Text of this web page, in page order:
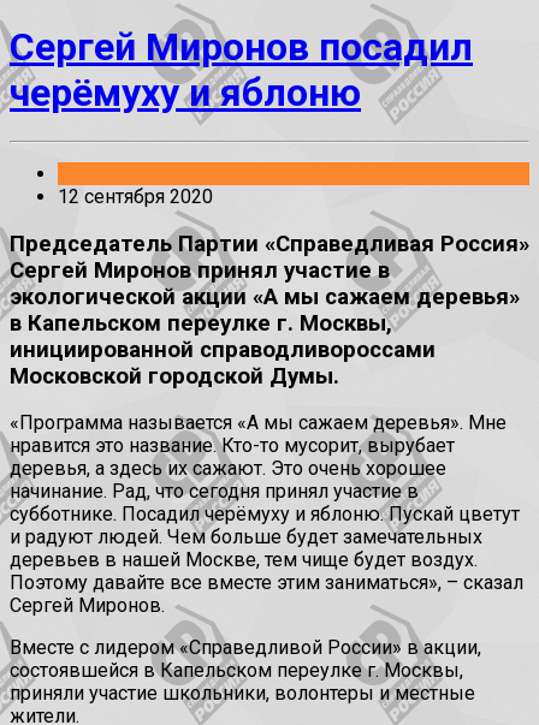
Сергей Миронов посадил
черёмуху и яблоню
12 сентября 2020
Председатель Партии «Справедливая Россия»
Сергей Миронов принял участие в
экологической акции «А мы сажаем деревья»
в Капельском переулке г. Москвы,
инициированной справодливороссами
Московской городской Думы.
«Программа называется «А мы сажаем деревья». Мне
нравится это название. Кто-то мусорит, вырубает
деревья, а здесь их сажают. Это очень хорошее
начинание. Рад, что сегодня принял участие в
субботнике. Посадил черёмуху и яблоню. Пускай цветут
и радуют людей. Чем больше будет замечательных
деревьев в нашей Москве, тем чище будет воздух.
Поэтому давайте все вместе этим заниматься», – сказал
Сергей Миронов.
Вместе с лидером «Справедливой России» в акции,
состоявшейся в Капельском переулке г. Москвы,
приняли участие школьники, волонтеры и местные
жители.